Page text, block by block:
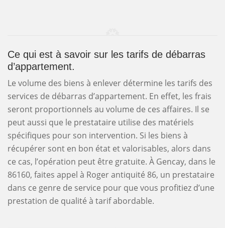
Ce qui est à savoir sur les tarifs de débarras
d’appartement.
Le volume des biens à enlever détermine les tarifs des
services de débarras d’appartement. En effet, les frais
seront proportionnels au volume de ces affaires. Il se
peut aussi que le prestataire utilise des matériels
spécifiques pour son intervention. Si les biens à
récupérer sont en bon état et valorisables, alors dans
ce cas, l’opération peut être gratuite. À Gencay, dans le
86160, faites appel à Roger antiquité 86, un prestataire
dans ce genre de service pour que vous profitiez d’une
prestation de qualité à tarif abordable.